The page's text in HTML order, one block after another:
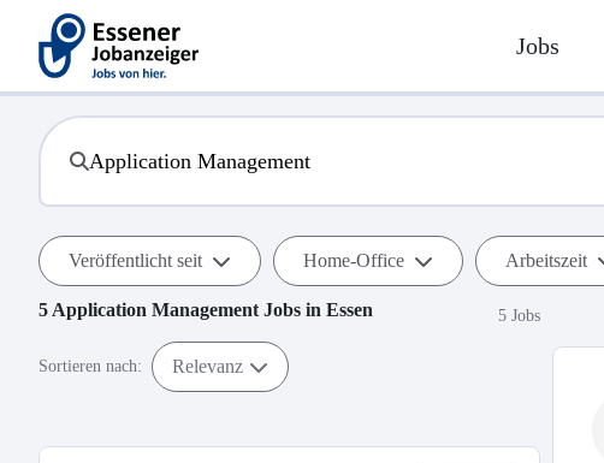
Jobs
Veröffentlicht seit Home-Office Arbeitszeit
5 Application Management Jobs in Essen 5 Jobs
Sortieren nach: Relevanz